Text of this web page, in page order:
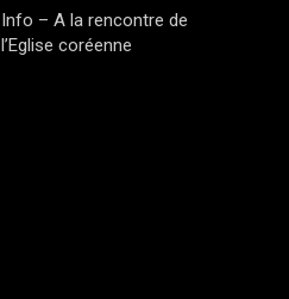
Info – A la rencontre de
l’Eglise coréenne